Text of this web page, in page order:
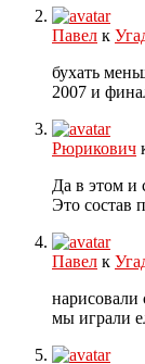
Павел к
бухать
2007 и
Рюрикович
Да в этом и
Это состав
Павел к
нарисовали
мы играли